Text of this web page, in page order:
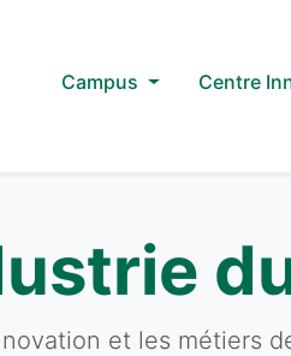
Campus Centre
et les métiers